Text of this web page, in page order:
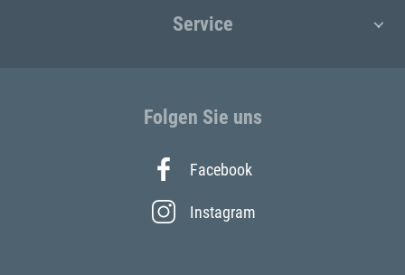
Service
Folgen Sie uns
Facebook
Instagram